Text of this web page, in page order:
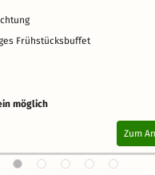
Frühstücksbuffet
möglich
Zum